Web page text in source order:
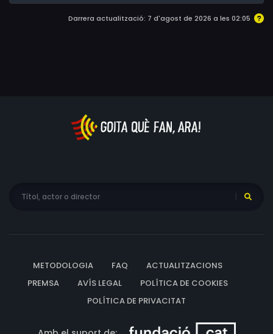
Darrera actualització: 7 d'agost de 2026 a les 02:05
METODOLOGIA FAQ
ACTUALITZACIONS
PREMSA
AVÍS LEGAL
POLÍTICA DE COOKIES
POLÍTICA DE PRIVACITAT